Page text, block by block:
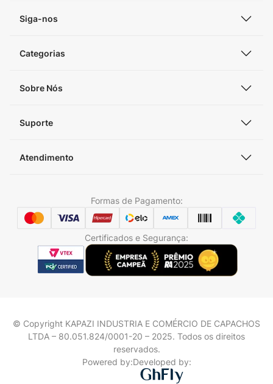
Siga-nos
Categorias
Sobre Nós
Suporte
Atendimento
Formas de Pagamento:
Certificados e Segurança:
© Copyright KAPAZI INDUSTRIA E COMÉRCIO DE CAPACHOS
LTDA – 80.051.824/0001-20 – 2025. Todos os direitos
reservados.
Powered by:Developed by: